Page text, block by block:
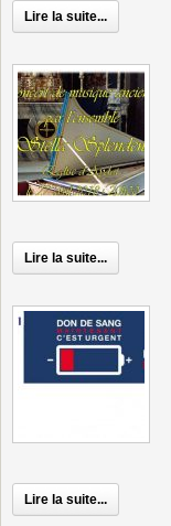
Lire la suite...
Lire la suite...
Lire la suite...